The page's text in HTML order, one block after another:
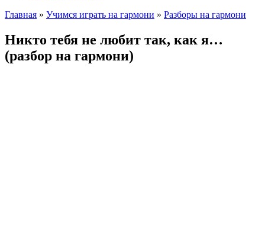
Главная » Учимся играть на гармони » Разборы на гармони
Никто тебя не любит так, как я…
(разбор на гармони)